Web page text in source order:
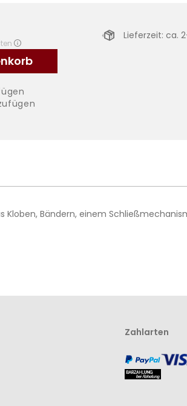
Lieferzeit: ca.
Kloben, Bändern, einem
Zahlarten